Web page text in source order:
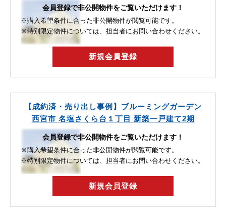
会員登録で非公開物件をご覧いただけます！
※購入希望条件に合った非公開物件が閲覧可能です。
※特別限定物件については、担当者にお問い合わせください。
新規会員登録
【成約済・売り出し事例】ブルーミングガーデン
西宮市 名塩さくら台１丁目 新築一戸建て2期
会員登録で非公開物件をご覧いただけます！
※購入希望条件に合った非公開物件が閲覧可能です。
※特別限定物件については、担当者にお問い合わせください。
新規会員登録